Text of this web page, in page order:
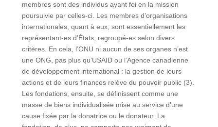
membres sont des individus ayant foi en la mission
poursuivie par celles-ci. Les membres d’organisations
internationales, quant à eux, sont essentiellement les
représentant-es d’États, regroupé-es selon divers
critères. En cela, l’ONU ni aucun de ses organes n’est
une ONG, pas plus qu’USAID ou l’Agence canadienne
de développement international : la gestion de leurs
actions et de leurs finances relève du pouvoir public (3).
Les fondations, ensuite, se définissent comme une
masse de biens individualisée mise au service d’une
cause fixée par la donatrice ou le donateur. La